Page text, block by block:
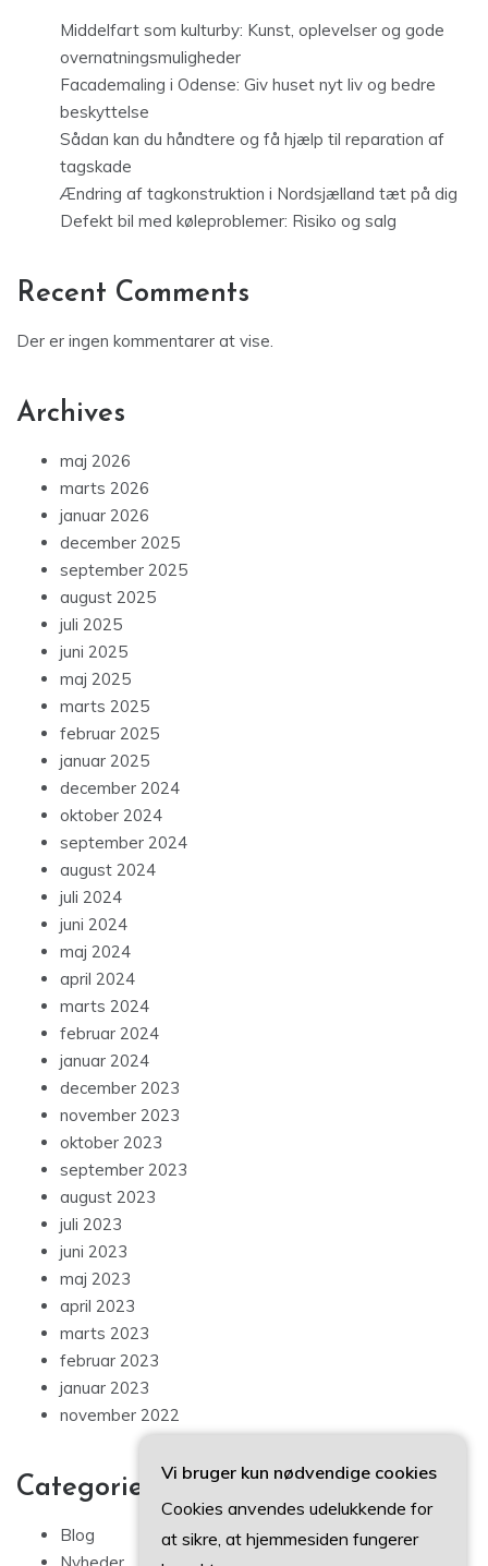
Middelfart som kulturby: Kunst, oplevelser og gode
overnatningsmuligheder
Facademaling i Odense: Giv huset nyt liv og bedre
beskyttelse
Sådan kan du håndtere og få hjælp til reparation af
tagskade
Ændring af tagkonstruktion i Nordsjælland tæt på dig
Defekt bil med køleproblemer: Risiko og salg
Recent Comments
Der er ingen kommentarer at vise.
Archives
maj 2026
marts 2026
januar 2026
december 2025
september 2025
august 2025
juli 2025
juni 2025
maj 2025
marts 2025
februar 2025
januar 2025
december 2024
oktober 2024
september 2024
august 2024
juli 2024
juni 2024
maj 2024
april 2024
marts 2024
februar 2024
januar 2024
december 2023
november 2023
oktober 2023
september 2023
august 2023
juli 2023
juni 2023
maj 2023
april 2023
marts 2023
februar 2023
januar 2023
november 2022
Categories
Blog
Vi bruger kun nødvendige cookies
Cookies anvendes udelukkende for
at sikre, at hjemmesiden fungerer